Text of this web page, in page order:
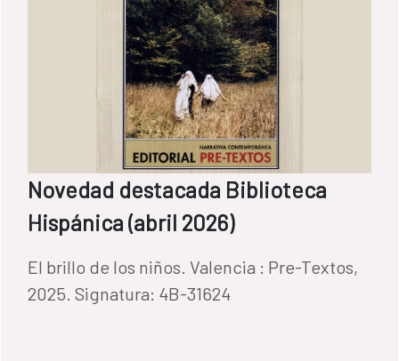
Novedad destacada Biblioteca
Hispánica (abril 2026)
El brillo de los niños. Valencia : Pre-Textos,
2025. Signatura: 4B-31624